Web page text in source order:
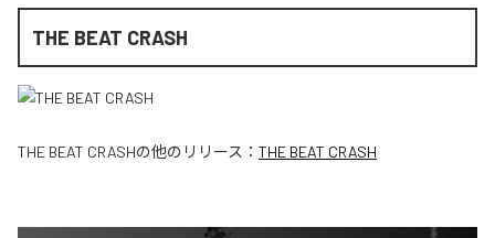
THE BEAT CRASH
THE BEAT CRASHの他のリリース： THE BEAT CRASH